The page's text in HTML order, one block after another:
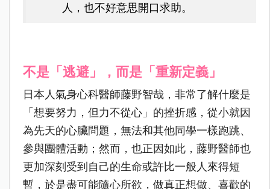
人，也不好意思開口求助。
不是「逃避」，而是「重新定義」
日本人氣身心科醫師藤野智哉，非常了解什麼是
「想要努力，但力不從心」的挫折感，從小就因
為先天的心臟問題，無法和其他同學一樣跑跳、
參與團體活動；然而，也正因如此，藤野醫師也
更加深刻受到自己的生命或許比一般人來得短
暫，於是盡可能隨心所欲，做真正想做、喜歡的